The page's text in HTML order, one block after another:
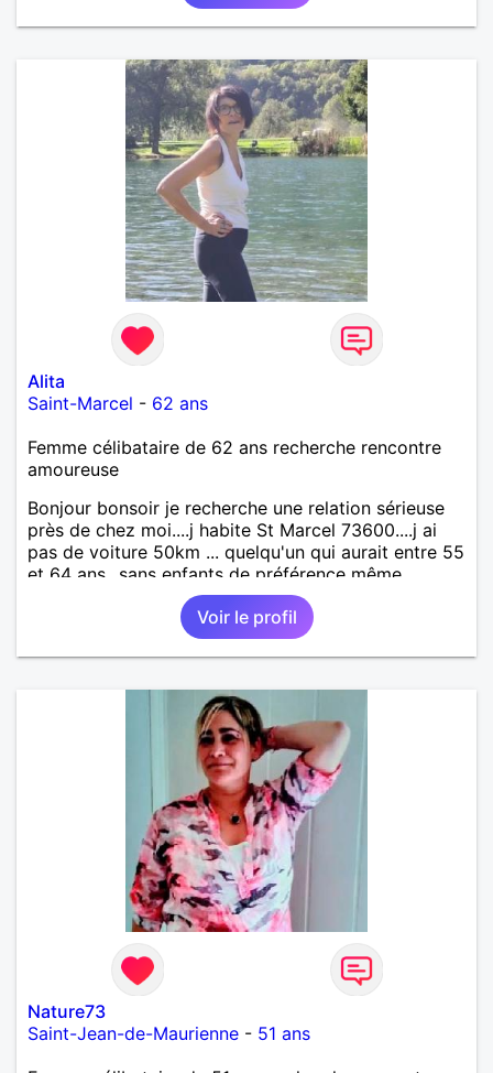
Alita
Saint-Marcel - 62 ans
Femme célibataire de 62 ans recherche rencontre
amoureuse
Bonjour bonsoir je recherche une relation sérieuse
près de chez moi....j habite St Marcel 73600....j ai
pas de voiture 50km ... quelqu'un qui aurait entre 55
et 64 ans...sans enfants de préférence même
adultes et qui n aurait garder aucun contact avec
une où plusieurs ex...si vous correspondez à ma
recherche ecrivez moi je vous répondrai...
Voir le profil
Nature73
Saint-Jean-de-Maurienne - 51 ans